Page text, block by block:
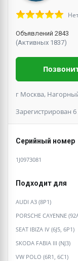
Объявлений 2843
(Активных 1837)
г Москва,
Зарегистрирован 6
Серийный номер
1J0973081
Подходит для
AUDI A3 (8P1)
PORSCHE CAYENNE
SEAT IBIZA IV (6J5, 6P1)
SKODA FABIA III (NJ3)
VW POLO (6R1, 6C1)